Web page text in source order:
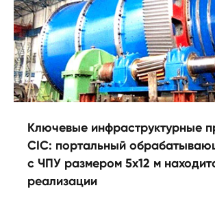
Ключевые инфраструктурные
CIC: портальный
с ЧПУ размером 5x12 м
реализации